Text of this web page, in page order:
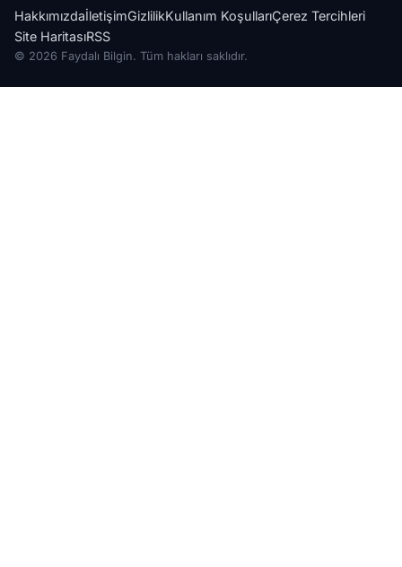
HakkımızdaİletişimGizlilikKullanım KoşullarıÇerez Tercihleri
Site HaritasıRSS
© 2026 Faydalı Bilgin. Tüm hakları saklıdır.